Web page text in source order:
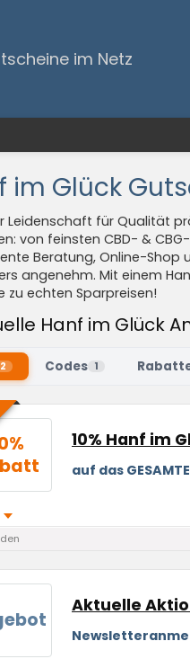
im Netz
im Glück
Leidenschaft für Qualität
von feinsten CBD- &
Beratung, Online-Shop
angenehm. Mit einem
zu echten Sparpreisen!
Hanf im Glück
2 Codes 1
10% Hanf im
auf das
Aktuelle